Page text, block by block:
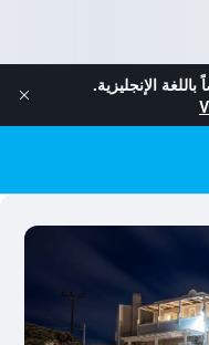
باللغة الإنجليزية.